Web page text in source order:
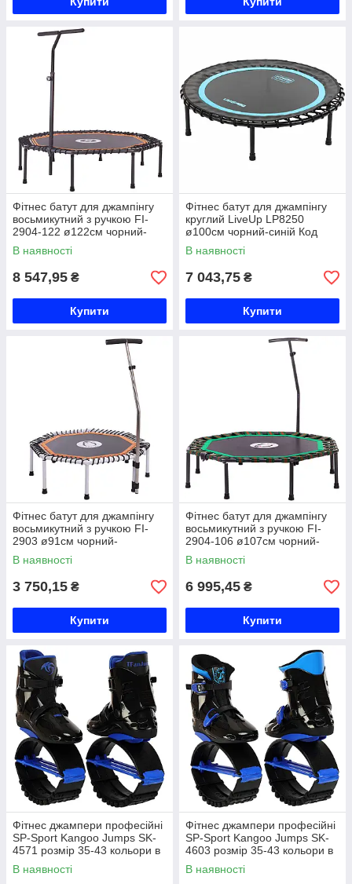
Фітнес батут для джампінгу
восьмикутний з ручкою FI-
2904-122 ø122см чорний-
помаранчевий Код FI-2904-
122
В наявності
8 547,95 ₴
Купити
Фітнес батут для джампінгу
круглий LiveUp LP8250
ø100см чорний-синій Код
LP8250
В наявності
7 043,75 ₴
Купити
Фітнес батут для джампінгу
восьмикутний з ручкою FI-
2903 ø91см чорний-
помаранчевий Код FI-2903
В наявності
3 750,15 ₴
Купити
Фітнес батут для джампінгу
восьмикутний з ручкою FI-
2904-106 ø107см чорний-
зелений Код FI-2904-106
В наявності
6 995,45 ₴
Купити
Фітнес джампери професійні
SP-Sport Kangoo Jumps SK-
4571 розмір 35-43 кольори в
асортименті Код SK-4571
В наявності
Фітнес джампери професійні
SP-Sport Kangoo Jumps SK-
4603 розмір 35-43 кольори в
асортименті Код SK-4603
В наявності